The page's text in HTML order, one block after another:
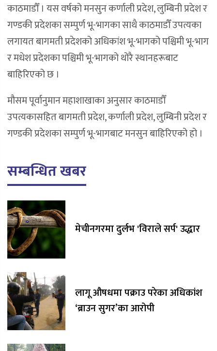
काठमाडौँ । यस वर्षको मनसुन कर्णाली प्रदेश, लुम्बिनी प्रदेश र
गण्डकी प्रदेशका सम्पुर्ण भू-भागका साथै काठमाडौँ उपत्यका
लगायत बागमती प्रदेशको अधिकांश भू-भागको पश्चिमी भू-भाग
र मधेश प्रदेशका पश्चिमी भू-भागको थोरै स्थानहरूबाट
बाहिरिएको छ ।
मौसम पूर्वानुमान महाशाखाका अनुसार काठमाडौँ
उपत्यकासहित बागमती प्रदेश, कर्णाली प्रदेश, लुम्बिनी प्रदेश र
गण्डकी प्रदेशका सम्पुर्ण भू-भागबाट मनसुन बाहिरिएको हो ।
सम्बन्धित खबर
मेचीनगरमा दुर्लभ 'विराले सर्प' उद्धार
लागू औषधमा पक्राउ परेका अधिकांश
‘ब्राउन सुगर’का आरोपी